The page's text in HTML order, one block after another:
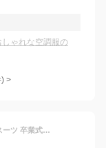
ゃれな空調服の
) >
〜47％OFF セレモニースーツ 入学式 ママスーツ 卒業式 母親 パンツ セットアップ 入園式 卒園式 お宮参り 七五三 レディース フォーマル 黒 ネイビー カジュアル おしゃれ コーデ かっこいい 試着チケット対象 【365日即日発送】